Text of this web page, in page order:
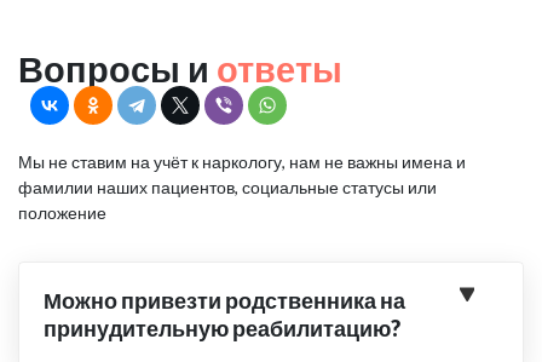
Вопросы и ответы
Мы не ставим на учёт к наркологу, нам не важны имена и
фамилии наших пациентов, социальные статусы или
положение
Можно привезти родственника на
принудительную реабилитацию?